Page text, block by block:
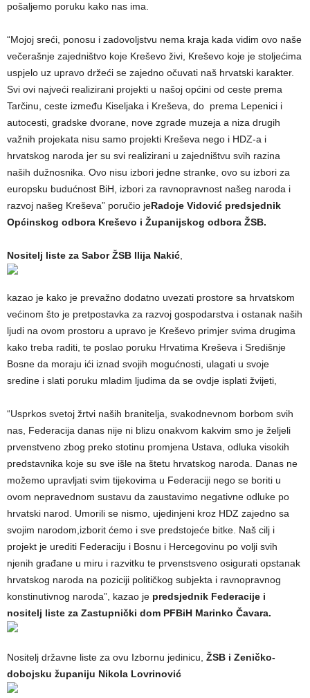
pošaljemo poruku kako nas ima.
“Mojoj sreći, ponosu i zadovoljstvu nema kraja kada vidim ovo naše
večerašnje zajedništvo koje Kreševo živi, Kreševo koje je stoljećima
uspjelo uz upravo držeći se zajedno očuvati naš hrvatski karakter.
Svi ovi najveći realizirani projekti u našoj općini od ceste prema
Tarčinu, ceste između Kiseljaka i Kreševa, do prema Lepenici i
autocesti, gradske dvorane, nove zgrade muzeja a niza drugih
važnih projekata nisu samo projekti Kreševa nego i HDZ-a i
hrvatskog naroda jer su svi realizirani u zajedništvu svih razina
naših dužnosnika. Ovo nisu izbori jedne stranke, ovo su izbori za
europsku budućnost BiH, izbori za ravnopravnost našeg naroda i
razvoj našeg Kreševa” poručio jeRadoje Vidović predsjednik
Općinskog odbora Kreševo i Županijskog odbora ŽSB.
Nositelj liste za Sabor ŽSB Ilija Nakić
kazao je kako je prevažno dodatno uvezati prostore sa hrvatskom
većinom što je pretpostavka za razvoj gospodarstva i ostanak naših
ljudi na ovom prostoru a upravo je Kreševo primjer svima drugima
kako treba raditi, te poslao poruku Hrvatima Kreševa i Središnje
Bosne da moraju ići iznad svojih mogućnosti, ulagati u svoje
sredine i slati poruku mladim ljudima da se ovdje isplati žvijeti,
“Usprkos svetoj žrtvi naših branitelja, svakodnevnom borbom svih
nas, Federacija danas nije ni blizu onakvom kakvim smo je željeli
prvenstveno zbog preko stotinu promjena Ustava, odluka visokih
predstavnika koje su sve išle na štetu hrvatskog naroda. Danas ne
možemo upravljati svim tijekovima u Federaciji nego se boriti u
ovom nepravednom sustavu da zaustavimo negativne odluke po
hrvatski narod. Umorili se nismo, ujedinjeni kroz HDZ zajedno sa
svojim narodom,izborit ćemo i sve predstojeće bitke. Naš cilj i
projekt je urediti Federaciju i Bosnu i Hercegovinu po volji svih
njenih građane u miru i razvitku te prvenstsveno osigurati opstanak
hrvatskog naroda na poziciji političkog subjekta i ravnopravnog
konstinutivnog naroda”, kazao je predsjednik Federacije i
nositelj liste za Zastupnički dom PFBiH Marinko Čavara.
Nositelj državne liste za ovu Izbornu jedinicu, ŽSB i Zeničko-
dobojsku županiju Nikola Lovrinović